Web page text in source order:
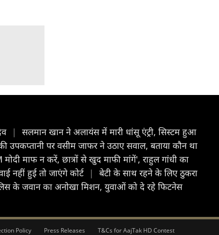
|
सलमान खान ने अलायंस में मारी धांसू एंट्री, सिस्टम हुआ
उपकप्तानी पर वसीम जाफर ने उठाए सवाल, बताया कौन था
मोदी माफ न करें, छात्रों से खुद माफी मांगें', राहुल गांधी का
नहीं हुई तो जाएंगे कोर्ट |
बेटी के साथ रहने के लिए ठुकरा
के जवान का अनोखा मिशन, युवाओं को दे रहे फिटनेस
Policy Press Releases T&Cs for AajTak HD Contest